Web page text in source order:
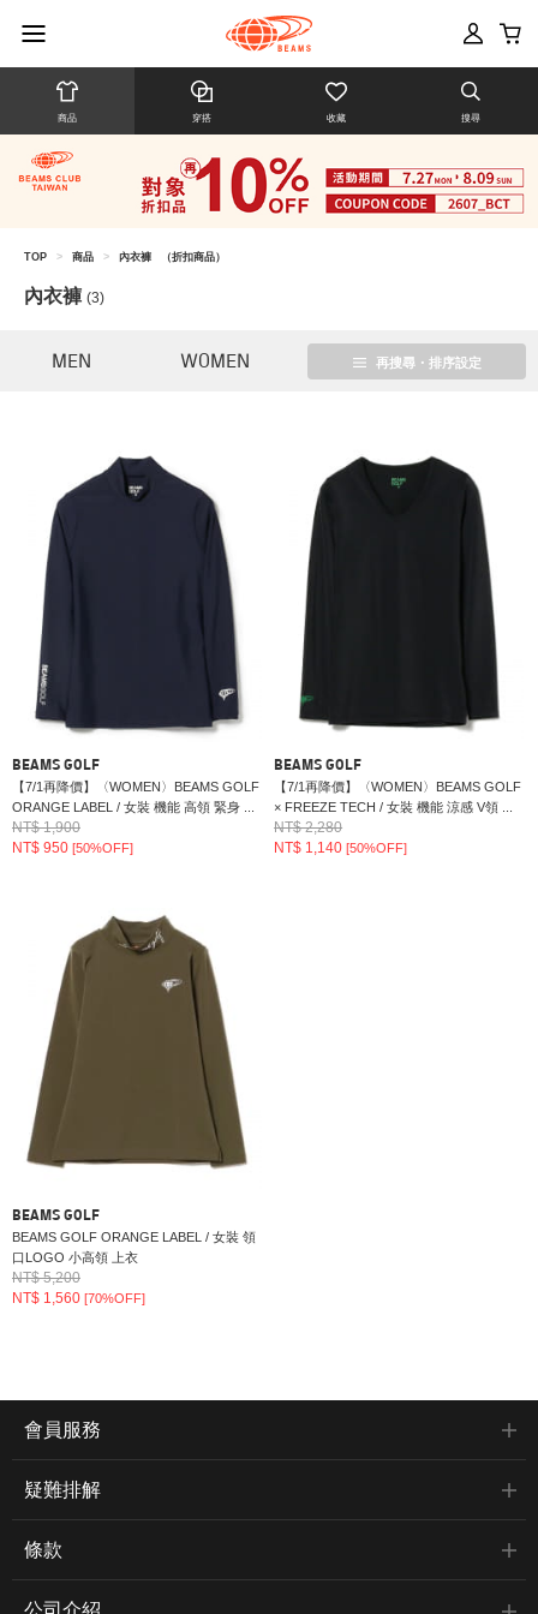
商品 穿搭 收藏 搜尋
TOP > 商品 > 內衣褲 （折扣商品）
內衣褲 (3)
MEN WOMEN 再搜尋・排序設定
BEAMS GOLF
【7/1再降價】〈WOMEN〉BEAMS GOLF
ORANGE LABEL / 女裝 機能 高領 緊身 ...
NT$ 1,900
NT$ 950 [50%OFF]
BEAMS GOLF
【7/1再降價】〈WOMEN〉BEAMS GOLF
× FREEZE TECH / 女裝 機能 涼感 V領 ...
NT$ 2,280
NT$ 1,140[50%OFF]
BEAMS GOLF
BEAMS GOLF ORANGE LABEL / 女裝 領
口LOGO 小高領 上衣
NT$ 5,200
NT$ 1,560 [70%OFF]
會員服務
疑難排解
條款
公司介紹